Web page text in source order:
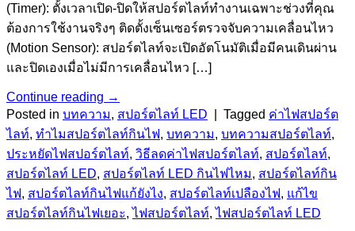
(Timer): ตั้งเวลาเปิด-ปิดให้สปอร์ตไลท์ทำงานเฉพาะช่วงที่คุณ
ต้องการใช้งานจริงๆ ติดตั้งเซ็นเซอร์ตรวจจับความเคลื่อนไหว
(Motion Sensor): สปอร์ตไลท์จะเปิดอัตโนมัติเมื่อมีคนเดินผ่าน
และปิดเองเมื่อไม่มีการเคลื่อนไหว […]
Continue reading →
Posted in บทความ, สปอร์ตไลท์ LED Tagged ค่าไฟสปอร์ต
ไลท์, ทำไมสปอร์ตไลท์กินไฟ, บทความ, บทความสปอร์ตไลท์,
ประหยัดไฟสปอร์ตไลท์, วิธีลดค่าไฟสปอร์ตไลท์, สปอร์ตไลท์,
สปอร์ตไลท์ LED, สปอร์ตไลท์ LED กินไฟไหม, สปอร์ตไลท์กิน
ไฟ, สปอร์ตไลท์กินไฟแก้ยังไง, สปอร์ตไลท์เปลืองไฟ, แก้ไข
สปอร์ตไลท์กินไฟเยอะ,ไฟสปอร์ตไลท์,ไฟสปอร์ตไลท์ LED